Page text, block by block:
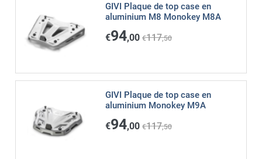
GIVI Plaque de top case en
aluminium M8 Monokey M8A
€94,00 €117,50
GIVI Plaque de top case en
aluminium Monokey M9A
€94,00 €117,50